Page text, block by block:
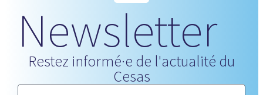
Newsletter
Restez informé·e de l'actualité du
Cesas